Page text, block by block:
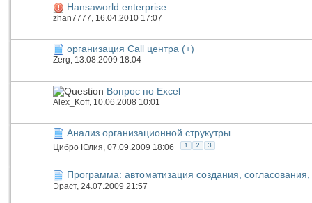
Hansaworld enterprise
zhan7777, 16.04.2010 17:07
организация Call центра (+)
Zerg, 13.08.2009 18:04
Вопрос по Excel
Alex_Koff, 10.06.2008 10:01
Анализ организационной струкутры
Цибро Юлия, 07.09.2009 18:06 1 2 3
Программа: автоматизация создания,
Эраст, 24.07.2009 21:57